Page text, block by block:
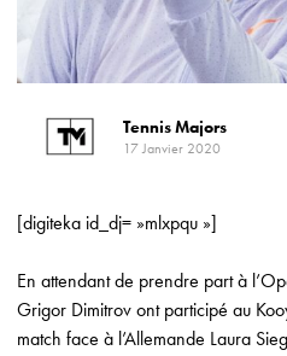
Tennis Majors
17 Janvier 2020
[digiteka id_dj= »mlxpqu »]
En attendant de prendre part à
Grigor Dimitrov ont participé au
match face à l’Allemande Laura